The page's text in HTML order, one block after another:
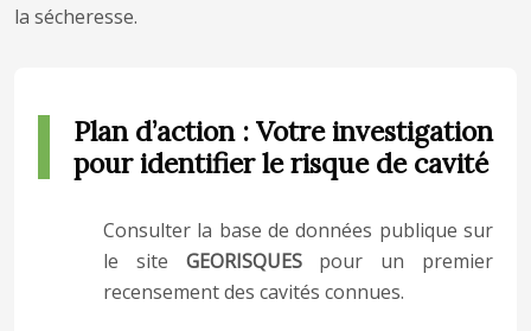
la sécheresse.
Plan d’action : Votre investigation
pour identifier le risque de cavité
Consulter la base de données publique sur
le site GEORISQUESpour un premier
recensement des cavités connues.